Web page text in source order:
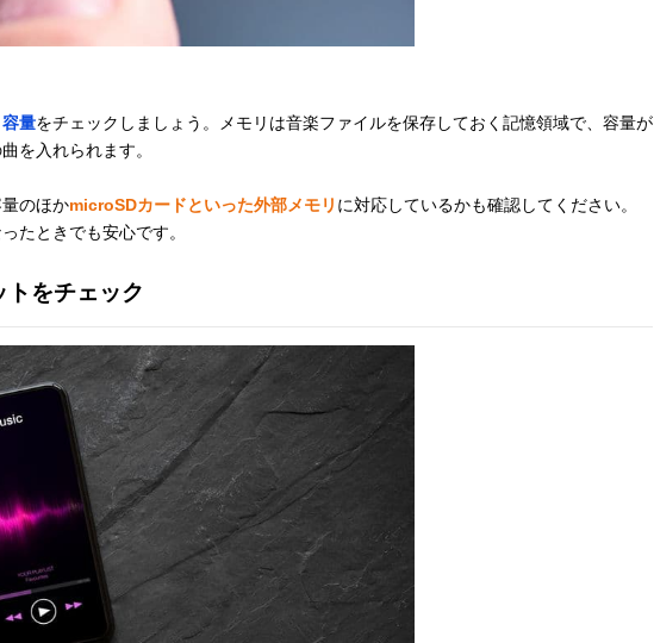
量をチェックしましょう。メモリは音楽ファイルを保存しておく記憶領域で、容量が
を入れられます。
のほかmicroSDカードといった外部メモリ に対応しているかも確認してください。
たときでも安心です。
トをチェック